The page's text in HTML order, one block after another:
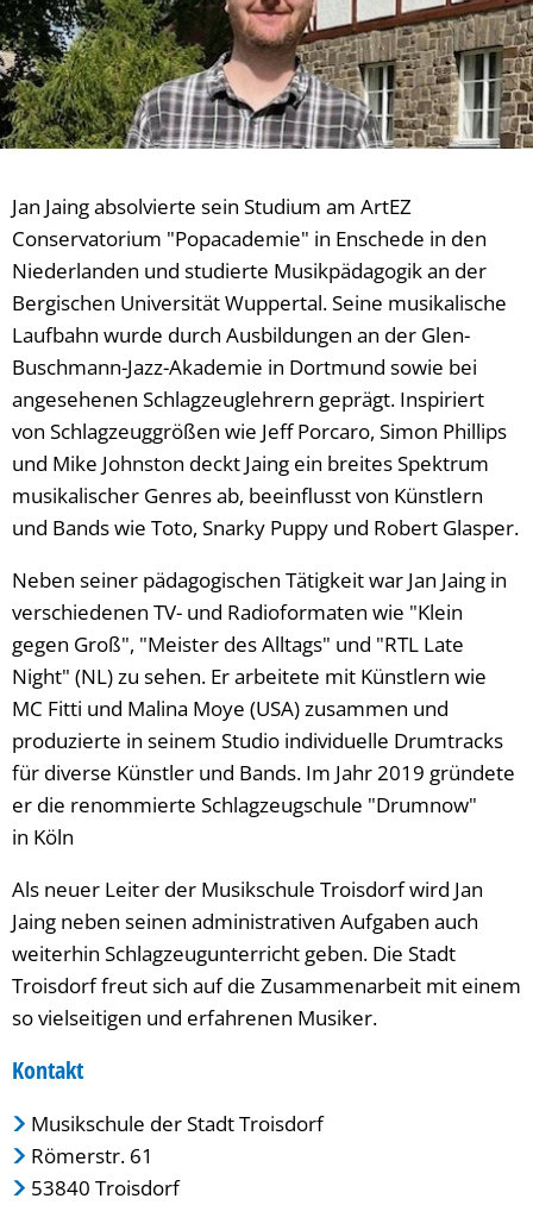
Jan Jaing absolvierte sein Studium am ArtEZ
Conservatorium "Popacademie" in Enschede in den
Niederlanden und studierte Musikpädagogik an der
Bergischen Universität Wuppertal. Seine musikalische
Laufbahn wurde durch Ausbildungen an der Glen-
Buschmann-Jazz-Akademie in Dortmund sowie bei
angesehenen Schlagzeuglehrern geprägt. Inspiriert
von Schlagzeuggrößen wie Jeff Porcaro, Simon Phillips
und Mike Johnston deckt Jaing ein breites Spektrum
musikalischer Genres ab, beeinflusst von Künstlern
und Bands wie Toto, Snarky Puppy und Robert Glasper.
Neben seiner pädagogischen Tätigkeit war Jan Jaing in
verschiedenen TV- und Radioformaten wie "Klein
gegen Groß", "Meister des Alltags" und "RTL Late
Night" (NL) zu sehen. Er arbeitete mit Künstlern wie
MC Fitti und Malina Moye (USA) zusammen und
produzierte in seinem Studio individuelle Drumtracks
für diverse Künstler und Bands. Im Jahr 2019 gründete
er die renommierte Schlagzeugschule "Drumnow"
in Köln
Als neuer Leiter der Musikschule Troisdorf wird Jan
Jaing neben seinen administrativen Aufgaben auch
weiterhin Schlagzeugunterricht geben. Die Stadt
Troisdorf freut sich auf die Zusammenarbeit mit einem
so vielseitigen und erfahrenen Musiker.
Kontakt
Musikschule der Stadt Troisdorf
Römerstr. 61
53840 Troisdorf